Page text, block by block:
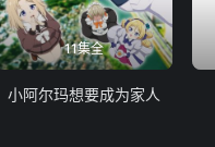
11集全
小阿尔玛想要成为家人